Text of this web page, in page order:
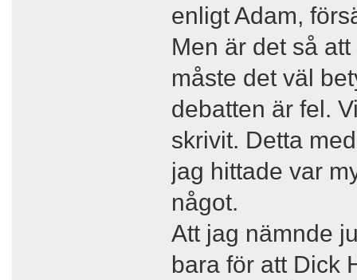
enligt Adam,
Men är det så
måste det väl
debatten är fel.
skrivit. Detta
jag hittade var
något.
Att jag nämnde
bara för att Dick